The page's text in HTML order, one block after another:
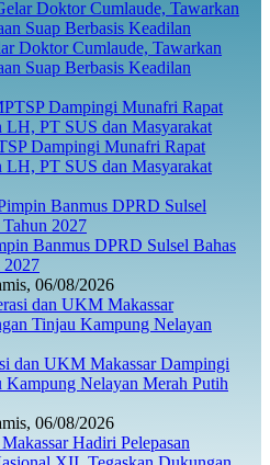
Doktor Cumlaude, Tawarkan
Suap Berbasis Keadilan
Dampingi Munafri Rapat
LH, PT SUS dan Masyarakat
Banmus DPRD Sulsel Bahas
2027
06/08/2026
dan UKM Makassar Dampingi
Kampung Nelayan Merah Putih
06/08/2026